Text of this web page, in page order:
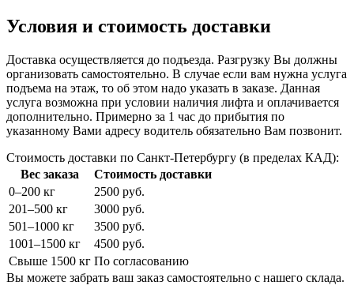
Условия и стоимость доставки
Доставка осуществляется до подъезда. Разгрузку Вы должны
организовать самостоятельно. В случае если вам нужна услуга
подъема на этаж, то об этом надо указать в заказе. Данная
услуга возможна при условии наличия лифта и оплачивается
дополнительно. Примерно за 1 час до прибытия по
указанному Вами адресу водитель обязательно Вам позвонит.
Стоимость доставки по Санкт-Петербургу (в пределах КАД):
Вес заказа
Стоимость доставки
0–200 кг
2500 руб.
201–500 кг
3000 руб.
501–1000 кг
3500 руб.
1001–1500 кг
4500 руб.
Свыше 1500 кг По согласованию
Вы можете забрать ваш заказ самостоятельно с нашего склада.